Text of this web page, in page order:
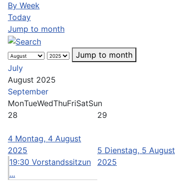
By Week
Today
Jump to month
Jump to month
July
August 2025
September
MonTueWedThuFriSatSun
28
29
4 Montag, 4 August
2025
19:30 Vorstandssitzun
...
5 Dienstag, 5 August
2025